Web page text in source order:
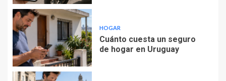
HOGAR
Cuánto cuesta un seguro
de hogar en Uruguay